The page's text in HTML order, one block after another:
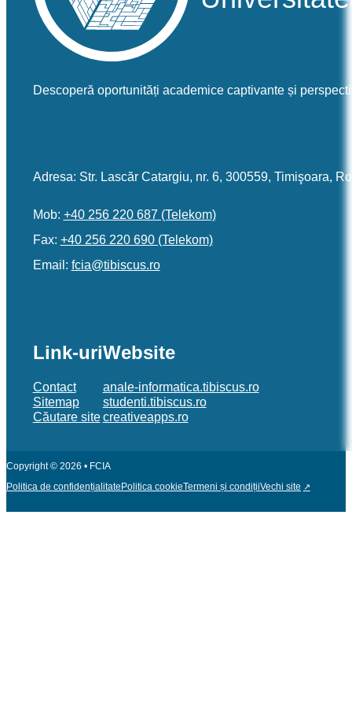
Descoperă oportunități academice captivante și
Adresa: Str. Lascăr Catargiu, nr. 6, 300559, Timişoara,
Mob: +40 256 220 687 (Telekom)
Fax: +40 256 220 690 (Telekom)
Email: or.sucsibit@aicf
Link-uri
Contact
Sitemap
Căutare site
Website
anale-informatica.tibiscus.ro
studenti.tibiscus.ro
creativeapps.ro
Copyright © 2026 • FCIA
Politica de confidențialitate Politica cookieTermeni și condițiiVechi site